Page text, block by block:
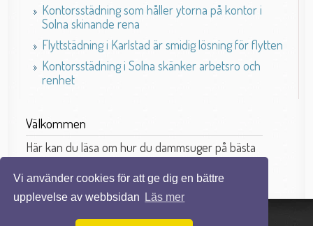
Vi använder cookies för att ge dig en bättre
upplevelse av webbsidan
Läs mer
Kontorsstädning som håller ytorna på kontor i
Solna skinande rena
Flyttstädning i Karlstad är smidig lösning för flytten
Kontorsstädning i Solna skänker arbetsro och
renhet
Välkommen
Här kan du läsa om hur du dammsuger på bästa
sätt.